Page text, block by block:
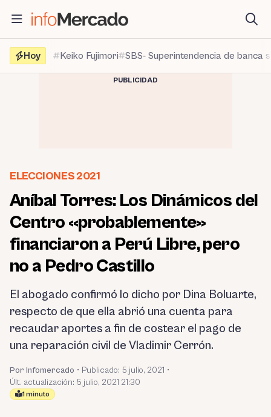
contenido
Hoy
Keiko Fujimori SBS- Superintendencia de banca
PUBLICIDAD
ELECCIONES 2021
Aníbal Torres: Los Dinámicos del
Centro «probablemente»
financiaron a Perú Libre, pero
no a Pedro Castillo
El abogado confirmó lo dicho por Dina Boluarte,
respecto de que ella abrió una cuenta para
recaudar aportes a fin de costear el pago de
una reparación civil de Vladimir Cerrón.
Por Infomercado • Publicado: 5 julio, 2021 •
Últ. actualización: 5 julio, 2021 21:30
1 minuto